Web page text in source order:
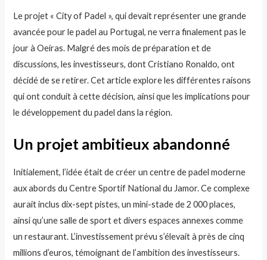
Le projet « City of Padel », qui devait représenter une grande
avancée pour le padel au Portugal, ne verra finalement pas le
jour à Oeiras. Malgré des mois de préparation et de
discussions, les investisseurs, dont Cristiano Ronaldo, ont
décidé de se retirer. Cet article explore les différentes raisons
qui ont conduit à cette décision, ainsi que les implications pour
le développement du padel dans la région.
Un projet ambitieux abandonné
Initialement, l’idée était de créer un centre de padel moderne
aux abords du Centre Sportif National du Jamor. Ce complexe
aurait inclus dix-sept pistes, un mini-stade de 2 000 places,
ainsi qu’une salle de sport et divers espaces annexes comme
un restaurant. L’investissement prévu s’élevait à près de cinq
millions d’euros, témoignant de l’ambition des investisseurs.